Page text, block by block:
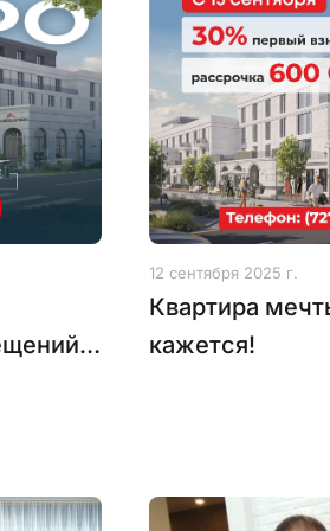
12 сентября 2025 г.
Квартира
кажется!